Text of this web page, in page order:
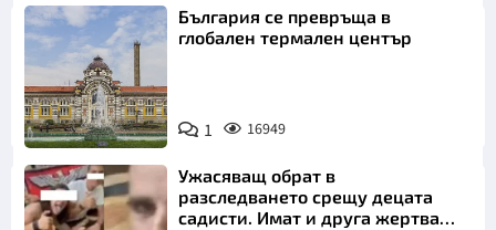
България се превръща в
глобален термален център
1 16949
Ужасяващ обрат в
разследването срещу децата
садисти. Имат и друга жертва